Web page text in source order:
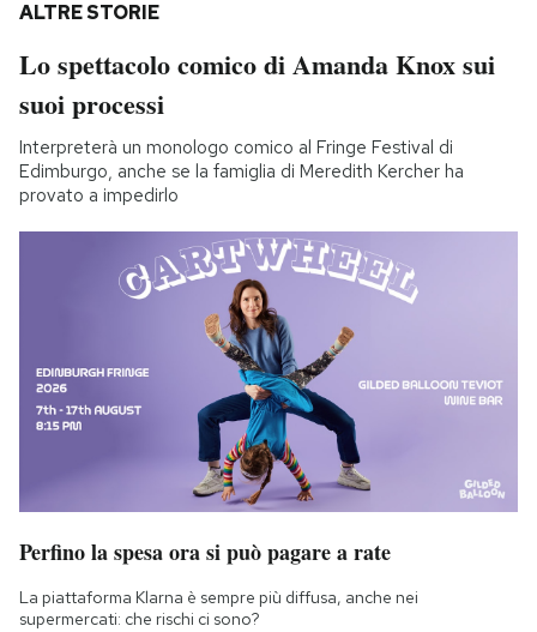
ALTRE STORIE
Lo spettacolo comico di Amanda Knox sui
suoi processi
Interpreterà un monologo comico al Fringe Festival di
Edimburgo, anche se la famiglia di Meredith Kercher ha
provato a impedirlo
Perfino la spesa ora si può pagare a rate
La piattaforma Klarna è sempre più diffusa, anche nei
supermercati: che rischi ci sono?